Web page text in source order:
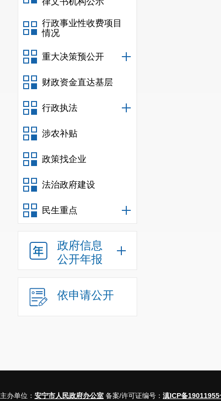
行政事业性收费项目
情况
重大决策预公开
财政资金直达基层
行政执法
涉农补贴
政策找企业
法治政府建设
民生重点
政府信息
公开年报
依申请公开
主办单位： 安宁市人民政府办公室 备案/许可证编号： 滇ICP备